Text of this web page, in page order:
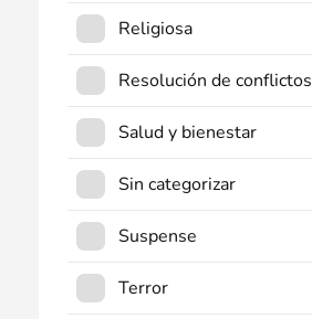
Religiosa
Resolución de conflictos
Salud y bienestar
Sin categorizar
Suspense
Terror